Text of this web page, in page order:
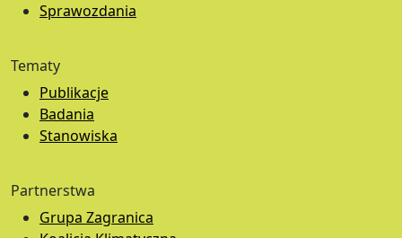
Sprawozdania
Tematy
Publikacje
Badania
Stanowiska
Partnerstwa
Grupa Zagranica